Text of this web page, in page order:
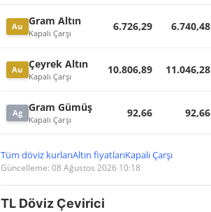
Au Gram Altın
Kapalı Çarşı
6.726,29 6.740,48
Au Çeyrek Altın
Kapalı Çarşı
10.806,89 11.046,28
Ag Gram Gümüş
Kapalı Çarşı
92,66 92,66
Tüm döviz kurlarıAltın fiyatlarıKapalı Çarşı
Güncelleme: 08 Ağustos 2026 10:18
TL Döviz Çevirici